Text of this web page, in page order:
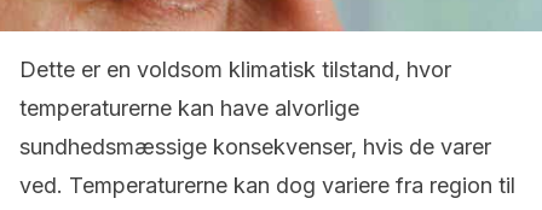
Dette er en voldsom klimatisk tilstand, hvor
temperaturerne kan have alvorlige
sundhedsmæssige konsekvenser, hvis de varer
ved. Temperaturerne kan dog variere fra region til